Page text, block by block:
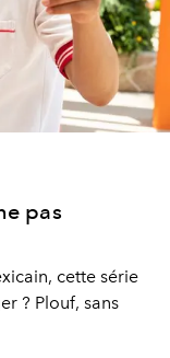
pas
cette série
? Plouf, sans